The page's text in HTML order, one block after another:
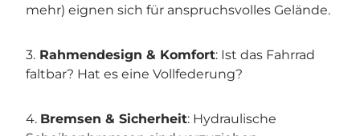
mehr) eignen sich für anspruchsvolles Gelände.
3. Rahmendesign & Komfort: Ist das Fahrrad
faltbar? Hat es eine Vollfederung?
4. Bremsen & Sicherheit: Hydraulische